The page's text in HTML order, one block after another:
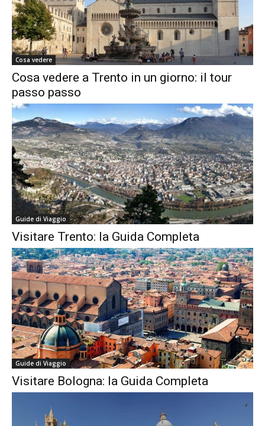
Cosa vedere
Cosa vedere a Trento in un giorno: il tour
passo passo
Guide di Viaggio
Visitare Trento: la Guida Completa
Guide di Viaggio
Visitare Bologna: la Guida Completa